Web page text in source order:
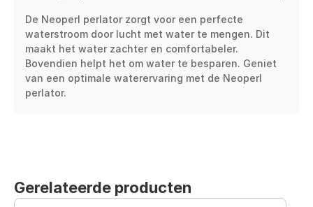
De Neoperl perlator zorgt voor een perfecte
waterstroom door lucht met water te mengen. Dit
maakt het water zachter en comfortabeler.
Bovendien helpt het om water te besparen. Geniet
van een optimale waterervaring met de Neoperl
perlator.
Gerelateerde producten